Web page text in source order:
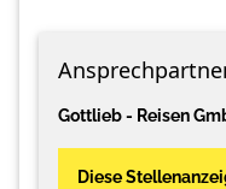
Gottlieb - Reisen
Diese